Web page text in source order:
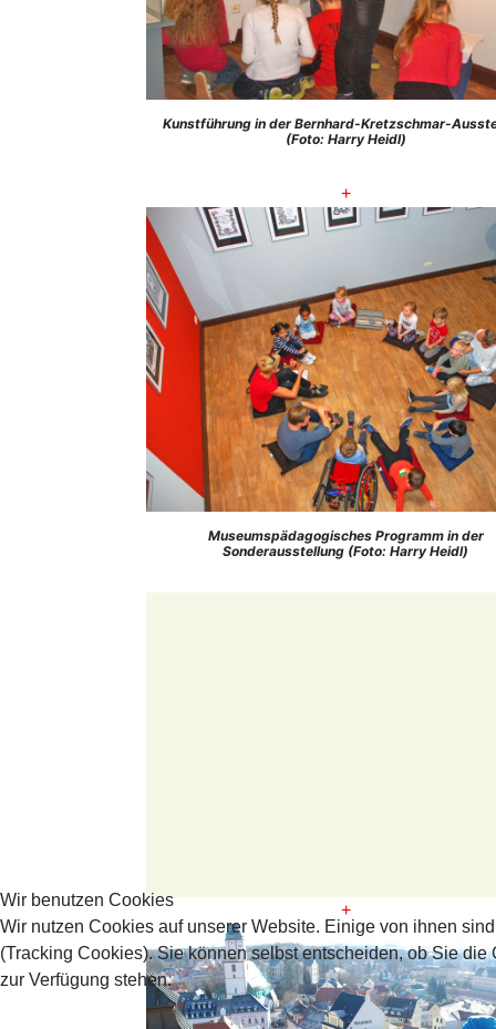
Kunstführung in der Bernhard-Kretzschmar-
(Foto: Harry Heidl)
+
Museumspädagogisches Programm in der
Sonderausstellung (Foto: Harry Heidl)
+
Wir benutzen Cookies
Wir nutzen Cookies auf unserer Website. Einige von ihnen
(Tracking Cookies). Sie können selbst entscheiden, ob Sie
zur Verfügung stehen.